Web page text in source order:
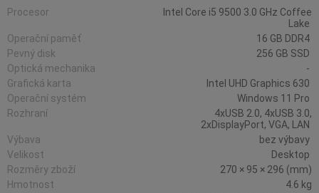
Procesor
Intel Core i5 9500 3.0 GHz Coffee
Lake
Operační paměť
16 GB DDR4
Pevný disk
256 GB SSD
Optická mechanika
-
Grafická karta
Intel UHD Graphics 630
Operační systém
Windows 11 Pro
Rozhraní
4xUSB 2.0, 4xUSB 3.0,
2xDisplayPort, VGA, LAN
Výbava
bez výbavy
Velikost
Desktop
Rozměry zboží
270 × 95 × 296 (mm)
Hmotnost
4.6 kg